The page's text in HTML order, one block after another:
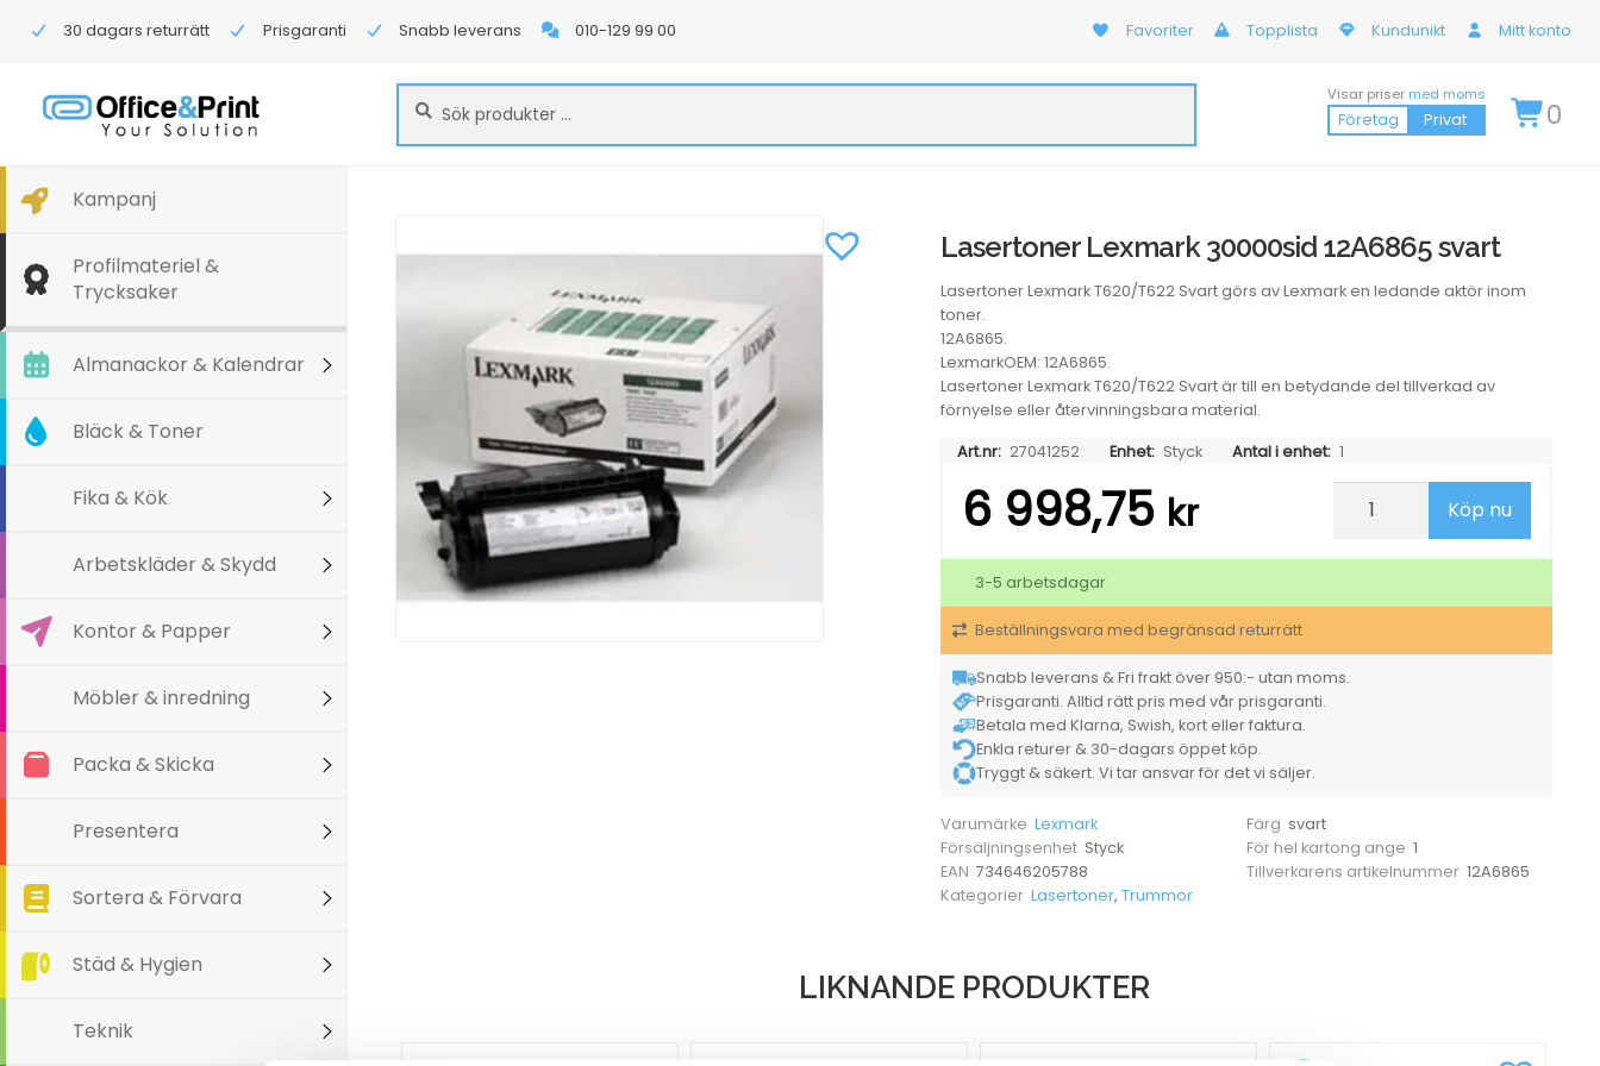
30 dagars returrätt Prisgaranti Snabb leverans 010-129 99 00 Favoriter Topplista Kundunikt Mitt konto
Sök
efter:
Sök Visar priser med moms
Företag Privat 0
Kampanj
Profilmateriel &
Trycksaker
Almanackor & Kalendrar
Bläck & Toner
Fika & Kök
Arbetskläder & Skydd
Kontor & Papper
Möbler & inredning
Packa & Skicka
Presentera
Sortera & Förvara
Städ & Hygien
Teknik
Lasertoner Lexmark 30000sid 12A6865 svart
Lasertoner Lexmark T620/T622 Svart görs av Lexmark en ledande aktör inom
toner.
12A6865.
LexmarkOEM: 12A6865.
Lasertoner Lexmark T620/T622 Svart är till en betydande del tillverkad av
förnyelse eller återvinningsbara material.
Art.nr: 27041252 Enhet: Styck Antal i enhet: 1
6 998,75 kr
Lasertoner
Lexmark
12A6865
mängd
Köp nu
3-5 arbetsdagar
Beställningsvara med begränsad returrätt
Snabb leverans & Fri frakt över 950:- utan moms.
Prisgaranti. Alltid rätt pris med vår prisgaranti.
Betala med Klarna, Swish, kort eller faktura.
Enkla returer & 30-dagars öppet köp.
Tryggt & säkert. Vi tar ansvar för det vi säljer.
Varumärke Lexmark Färg svart
Försäljningsenhet Styck För hel kartong ange 1
EAN 734646205788 Tillverkarens artikelnummer 12A6865
Kategorier Lasertoner, Trummor
LIKNANDE PRODUKTER